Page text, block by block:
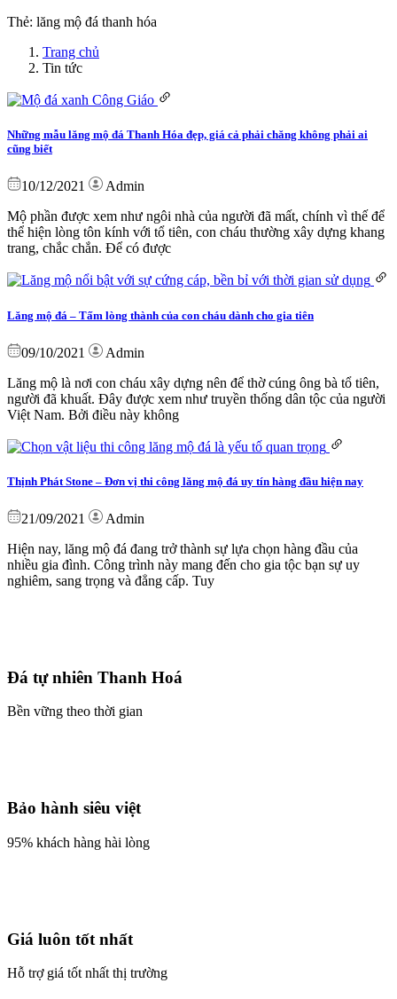
Thẻ: lăng mộ đá thanh hóa
Trang chủ
Tin tức
Những mẫu lăng mộ đá Thanh Hóa đẹp, giá cả phải chăng không phải ai
cũng biết
10/12/2021
Admin
Mộ phần được xem như ngôi nhà của người đã mất, chính vì thế để
thể hiện lòng tôn kính với tổ tiên, con cháu thường xây dựng khang
trang, chắc chắn. Để có được
Lăng mộ đá – Tấm lòng thành của con cháu dành cho gia tiên
09/10/2021
Admin
Lăng mộ là nơi con cháu xây dựng nên để thờ cúng ông bà tổ tiên,
người đã khuất. Đây được xem như truyền thống dân tộc của người
Việt Nam. Bởi điều này không
Thịnh Phát Stone – Đơn vị thi công lăng mộ đá uy tín hàng đầu hiện nay
21/09/2021
Admin
Hiện nay, lăng mộ đá đang trở thành sự lựa chọn hàng đầu của
nhiều gia đình. Công trình này mang đến cho gia tộc bạn sự uy
nghiêm, sang trọng và đẳng cấp. Tuy
Đá tự nhiên Thanh Hoá
Bền vững theo thời gian
Bảo hành siêu việt
95% khách hàng hài lòng
Giá luôn tốt nhất
Hỗ trợ giá tốt nhất thị trường